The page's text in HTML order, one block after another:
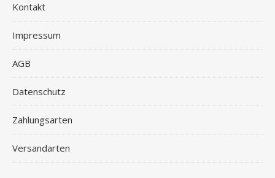
Kontakt
Impressum
AGB
Datenschutz
Zahlungsarten
Versandarten